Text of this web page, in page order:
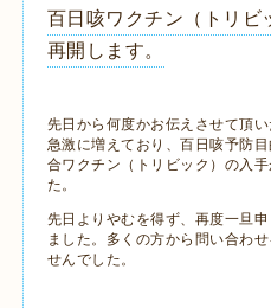
百日咳ワクチン（トリビ
再開します。
先日から何度かお伝えさせて頂
急激に増えており、百日咳予防
合ワクチン（トリビック）の入
た。
先日よりやむを得ず、再度一旦
ました。多くの方から問い合わ
せんでした。